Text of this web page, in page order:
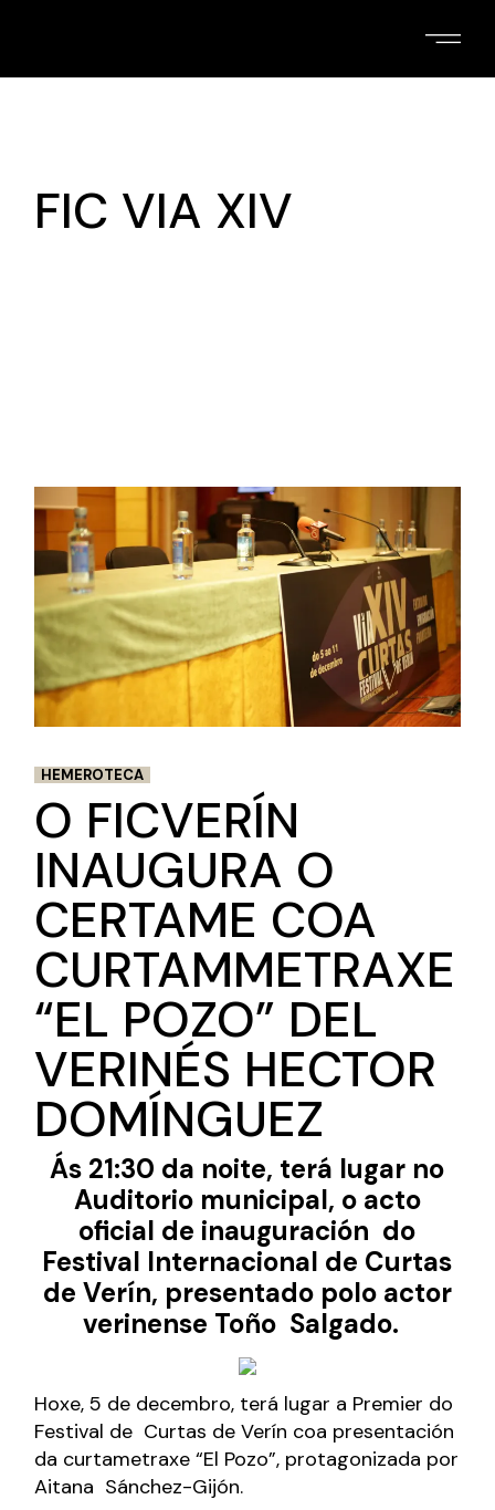
FIC VIA XIV
HEMEROTECA
O FICVERÍN
INAUGURA O
CERTAME COA
CURTAMMETRAXE
“EL POZO” DEL
VERINÉS HECTOR
DOMÍNGUEZ
Ás 21:30 da noite, terá lugar no
Auditorio municipal, o acto
oficial de inauguración do
Festival Internacional de Curtas
de Verín, presentado polo actor
verinense Toño Salgado.
Hoxe, 5 de decembro, terá lugar a Premier do
Festival de Curtas de Verín coa presentación
da curtametraxe “El Pozo”, protagonizada por
Aitana Sánchez-Gijón.